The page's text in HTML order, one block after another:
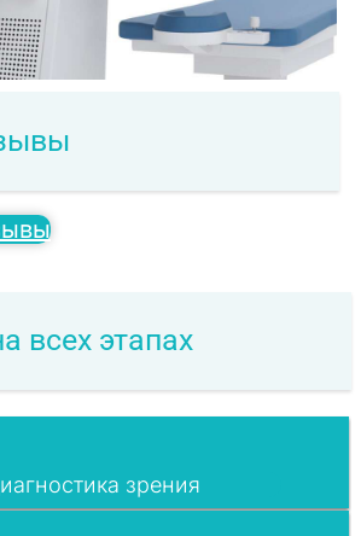
всех этапах
зрения